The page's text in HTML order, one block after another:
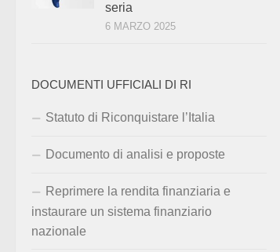
seria
6 MARZO 2025
DOCUMENTI UFFICIALI DI RI
Statuto di Riconquistare l’Italia
Documento di analisi e proposte
Reprimere la rendita finanziaria e
instaurare un sistema finanziario
nazionale